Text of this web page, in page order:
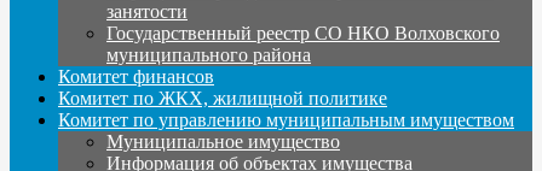
занятости
Государственный реестр СО НКО Волховского
муниципального района
Комитет финансов
Комитет по ЖКХ, жилищной политике
Комитет по управлению муниципальным имуществом
Муниципальное имущество
Информация об объектах имущества